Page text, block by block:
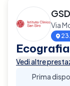
Via
Vedi altre
Prima